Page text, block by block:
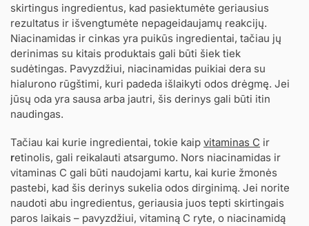
skirtingus ingredientus, kad pasiektumėte geriausius
rezultatus ir išvengtumėte nepageidaujamų reakcijų.
Niacinamidas ir cinkas yra puikūs ingredientai, tačiau jų
derinimas su kitais produktais gali būti šiek tiek
sudėtingas. Pavyzdžiui, niacinamidas puikiai dera su
hialurono rūgštimi, kuri padeda išlaikyti odos drėgmę. Jei
jūsų oda yra sausa arba jautri, šis derinys gali būti itin
naudingas.
Tačiau kai kurie ingredientai, tokie kaip vitaminas C ir
retinolis, gali reikalauti atsargumo. Nors niacinamidas ir
vitaminas C gali būti naudojami kartu, kai kurie žmonės
pastebi, kad šis derinys sukelia odos dirginimą. Jei norite
naudoti abu ingredientus, geriausia juos tepti skirtingais
paros laikais – pavyzdžiui, vitaminą C ryte, o niacinamidą